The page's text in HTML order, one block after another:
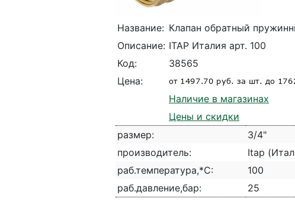
Название: Клапан обратный
Описание: ITAP Италия арт. 100
Код:
38565
Цена:
Наличие в магазинах
Цены и скидки
размер:
3/4"
производитель:
Itap
раб.температура,*С:
100
раб.давление,бар:
25